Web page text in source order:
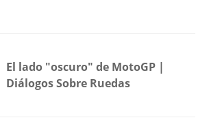
El lado "oscuro" de MotoGP |
Diálogos Sobre Ruedas